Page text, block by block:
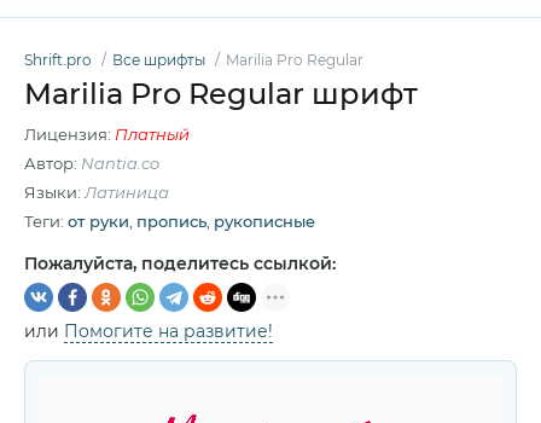
Shrift.pro Все шрифты Marilia Pro Regular
Marilia Pro Regular шрифт
Лицензия: Платный
Автор: Nantia.co
Языки: Латиница
Теги: от руки пропись рукописные
Пожалуйста, поделитесь ссылкой:
или Помогите на развитие!